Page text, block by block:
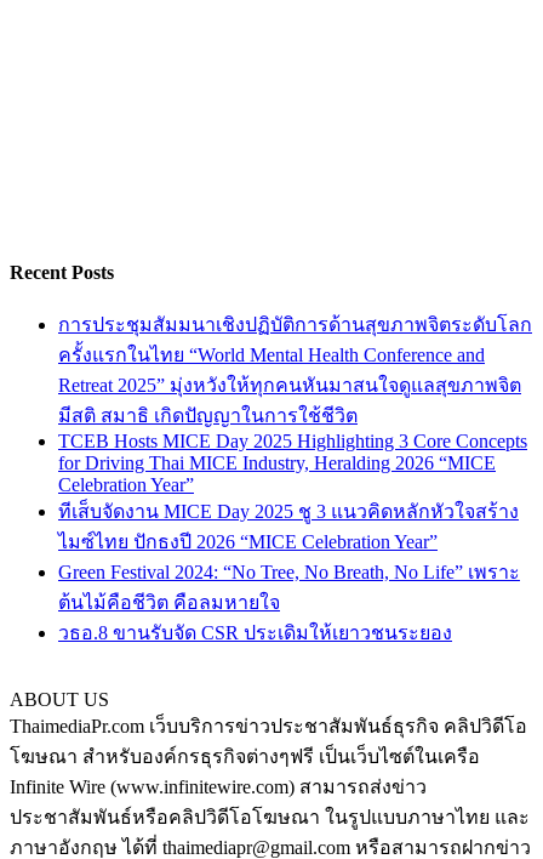
Recent Posts
การประชุมสัมมนาเชิงปฏิบัติการด้านสุขภาพจิตระดับโลก
ครั้งแรกในไทย “World Mental Health Conference and
Retreat 2025” มุ่งหวังให้ทุกคนหันมาสนใจดูแลสุขภาพจิต
มีสติ สมาธิ เกิดปัญญาในการใช้ชีวิต
TCEB Hosts MICE Day 2025 Highlighting 3 Core Concepts
for Driving Thai MICE Industry, Heralding 2026 “MICE
Celebration Year”
ทีเส็บจัดงาน MICE Day 2025 ชู 3 แนวคิดหลักหัวใจสร้าง
ไมซ์ไทย ปักธงปี 2026 “MICE Celebration Year”
Green Festival 2024: “No Tree, No Breath, No Life” เพราะ
ต้นไม้คือชีวิต คือลมหายใจ
วธอ.8 ขานรับจัด CSR ประเดิมให้เยาวชนระยอง
ABOUT US
ThaimediaPr.com เว็บบริการข่าวประชาสัมพันธ์ธุรกิจ คลิปวิดีโอ
โฆษณา สำหรับองค์กรธุรกิจต่างๆฟรี เป็นเว็บไซต์ในเครือ
Infinite Wire (www.infinitewire.com) สามารถส่งข่าว
ประชาสัมพันธ์หรือคลิปวิดีโอโฆษณา ในรูปแบบภาษาไทย และ
ภาษาอังกฤษ ได้ที่ thaimediapr@gmail.com หรือสามารถฝากข่าว